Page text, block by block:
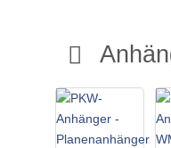
Leichlingen
Haan Mettmann Velbert
unsere Öffnungszeiten: